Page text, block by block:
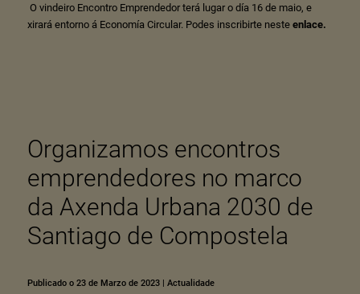
O vindeiro Encontro Emprendedor terá lugar o día 16 de maio, e
xirará entorno á Economía Circular. Podes inscribirte neste enlace.
Organizamos encontros
emprendedores no marco
da Axenda Urbana 2030 de
Santiago de Compostela
Publicado o 23 de Marzo de 2023| Actualidade